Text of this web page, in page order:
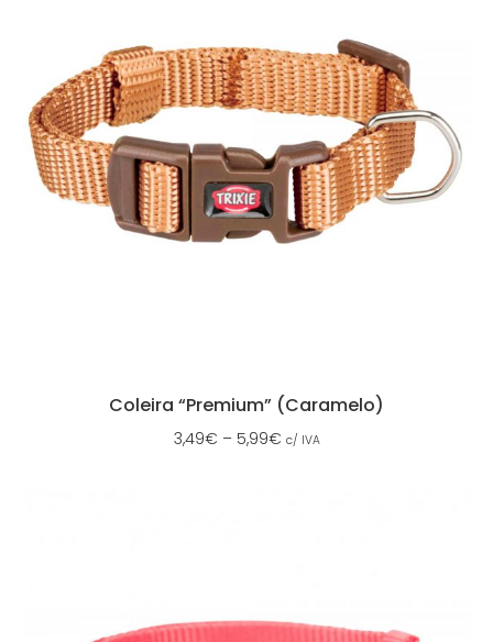
Coleira “Premium” (Caramelo)
3,49€ – 5,99€ c/ IVA